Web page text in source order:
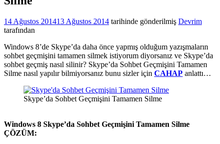
14 Ağustos 201413 Ağustos 2014 tarihinde gönderilmiş Devrim
tarafından
Windows 8’de Skype’da daha önce yapmış olduğum yazışmaların
sohbet geçmişini tamamen silmek istiyorum diyorsanız ve Skype’da
sohbet geçmiş nasıl silinir? Skype’da Sohbet Geçmişini Tamamen
Silme nasıl yapılır bilmiyorsanız bunu sizler için CAHAP anlattı…
Skype’da Sohbet Geçmişini Tamamen Silme
Windows 8 Skype’da Sohbet Geçmişini Tamamen Silme
ÇÖZÜM: